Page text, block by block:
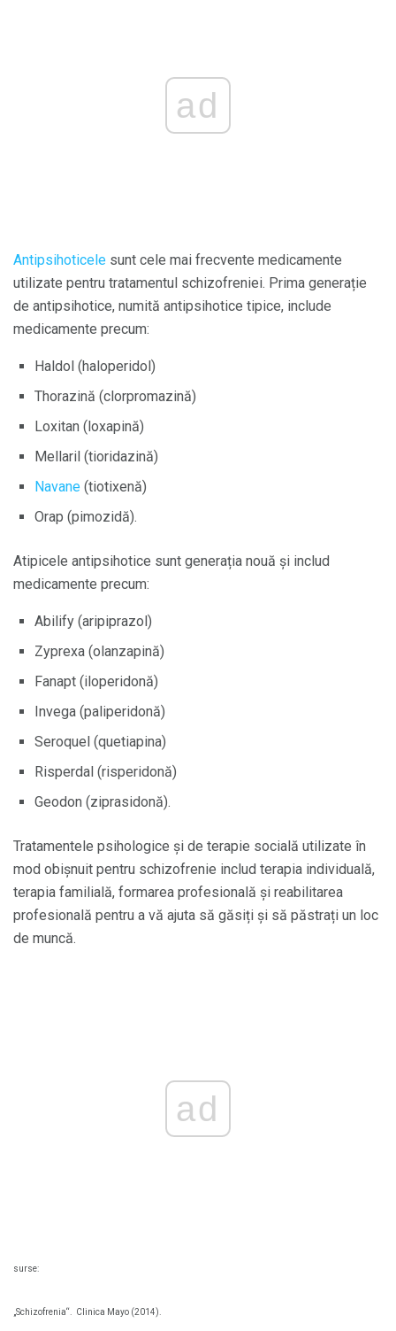
ad
Antipsihoticele sunt cele mai frecvente medicamente
utilizate pentru tratamentul schizofreniei. Prima generație
de antipsihotice, numită antipsihotice tipice, include
medicamente precum:
Haldol (haloperidol)
Thorazină (clorpromazină)
Loxitan (loxapină)
Mellaril (tioridazină)
Navane (tiotixenă)
Orap (pimozidă).
Atipicele antipsihotice sunt generația nouă și includ
medicamente precum:
Abilify (aripiprazol)
Zyprexa (olanzapină)
Fanapt (iloperidonă)
Invega (paliperidonă)
Seroquel (quetiapina)
Risperdal (risperidonă)
Geodon (ziprasidonă).
Tratamentele psihologice și de terapie socială utilizate în
mod obișnuit pentru schizofrenie includ terapia individuală,
terapia familială, formarea profesională și reabilitarea
profesională pentru a vă ajuta să găsiți și să păstrați un loc
de muncă.
ad
surse:
„Schizofrenia“. Clinica Mayo (2014).